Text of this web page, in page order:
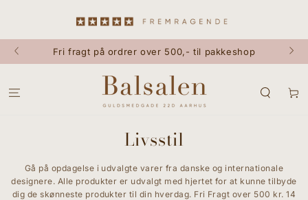
Fri fragt på ordrer over 500,- til pakkeshop
Kurv
Livsstil
Gå på opdagelse i udvalgte varer fra danske og internationale
designere. Alle produkter er udvalgt med hjertet for at kunne tilbyde
dig de skønneste produkter til din hverdag. Fri Fragt over 500 kr. 14